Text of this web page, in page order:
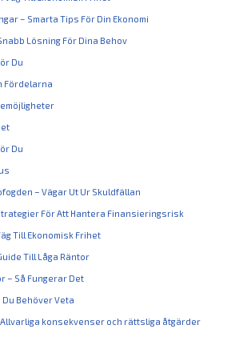
– Smarta Tips För Din Ekonomi
Lösning För Dina Behov
Du
Fördelarna
Du
– Vägar Ut Ur Skuldfällan
För Att Hantera Finansieringsrisk
Till Ekonomisk Frihet
Till Låga Räntor
– Så Fungerar Det
Du Behöver Veta
Allvarliga konsekvenser och rättsliga åtgärder